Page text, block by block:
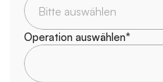
Operation auswählen*